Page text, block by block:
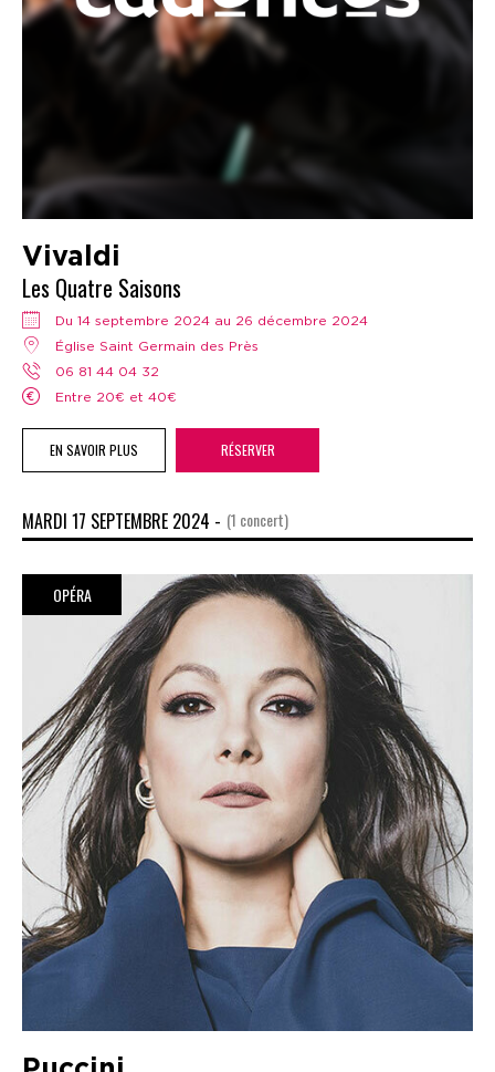
Vivaldi
Les Quatre Saisons
Du 14 septembre 2024 au 26 décembre 2024
Église Saint Germain des Près
06 81 44 04 32
Entre 20€ et 40€
EN SAVOIR PLUS RÉSERVER
MARDI 17 SEPTEMBRE 2024 - (1 concert)
OPÉRA